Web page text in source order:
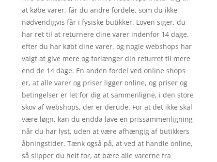
at købe varer, får du andre fordele, som du ikke
nødvendigvis får i fysiske butikker. Loven siger, du
har ret til at returnere dine varer indenfor 14 dage.
efter du har købt dine varer, og nogle webshops har
valgt at give mere og forlænger din returret til mere
end de 14 dage. En anden fordel ved online shops
er, at alle varer og priser ligger online, og priser og
betingelser er let for dig at sammenligne, i den store
skov af webshops, der er derude. For at det ikke skal
være løgn, kan du endda lave en prissammenligning
når du har lyst, uden at være afhængig af butikkers
åbningstider. Tænk også på, at ved at handle online,
så slipper du helt for, at bære alle varerne fra